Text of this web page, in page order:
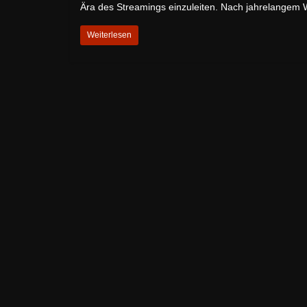
Ära des Streamings einzuleiten. Nach jahrelangem
Weiterlesen